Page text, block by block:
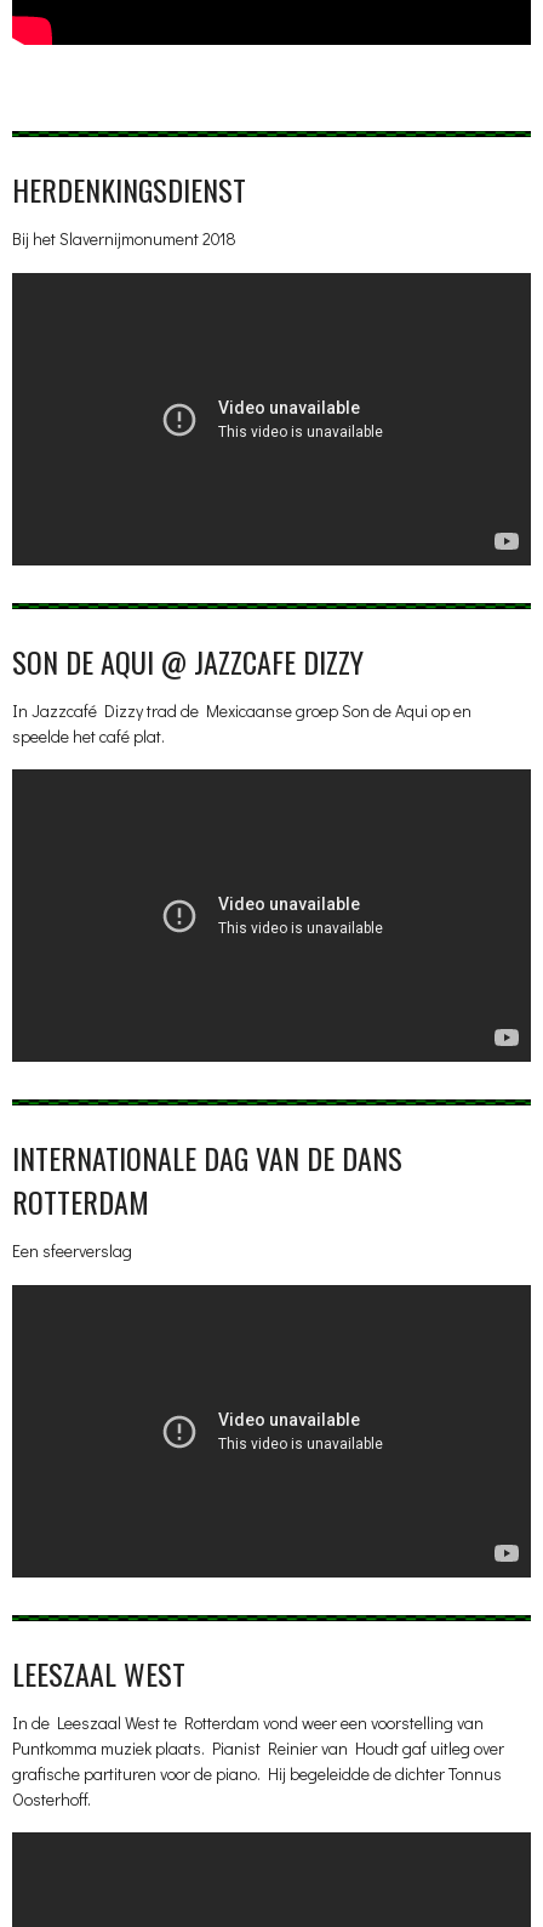
HERDENKINGSDIENST
Bij het Slavernijmonument 2018
SON DE AQUI @ JAZZCAFE DIZZY
In Jazzcafé Dizzy trad de Mexicaanse groep Son de Aqui op en
speelde het café plat.
INTERNATIONALE DAG VAN DE DANS
ROTTERDAM
Een sfeerverslag
LEESZAAL WEST
In de Leeszaal West te Rotterdam vond weer een voorstelling van
Puntkomma muziek plaats. Pianist Reinier van Houdt gaf uitleg over
grafische partituren voor de piano. Hij begeleidde de dichter Tonnus
Oosterhoff.